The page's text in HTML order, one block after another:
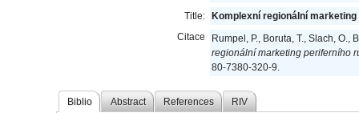
Title:
Komplexní regionální
Citace
Rumpel, P., Boruta, T., Slach, O.,
regionální marketing periferního
80-7380-320-9.
Biblio Abstract References RIV